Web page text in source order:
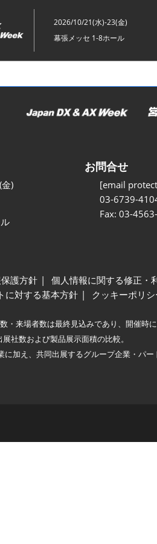
2026/10/21(水)-23(金)
幕張メッセ 1-8ホール
)
お問合せ
[email
03-6739-
Fax: 03-
護方針 個人情報に関する修正・
に対する基本方針
クッキーポリシ
・来場者数は最終見込みであり、開催時
社数および製品展示面積の比較。
加え、共同出展するグループ企業・パー